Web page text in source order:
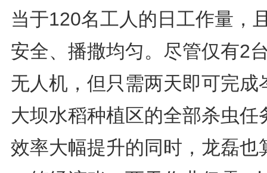
当于120名工人的日工作量，
安全、播撒均匀。尽管仅有2
无人机，但只需两天即可完成
大坝水稻种植区的全部杀虫任
效率大幅提升的同时，龙磊也